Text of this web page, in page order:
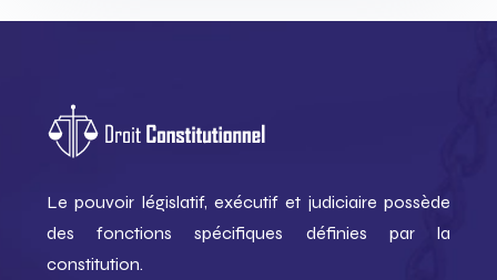
Le pouvoir législatif, exécutif et judiciaire possède
des fonctions spécifiques définies par la
constitution.